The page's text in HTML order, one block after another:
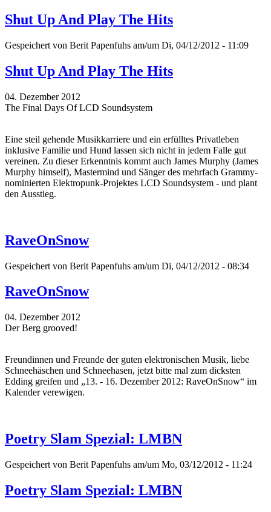
Shut Up And Play The Hits
Gespeichert von Berit Papenfuhs am/um Di, 04/12/2012 - 11:09
Shut Up And Play The Hits
04. Dezember 2012
The Final Days Of LCD Soundsystem
Eine steil gehende Musikkarriere und ein erfülltes Privatleben
inklusive Familie und Hund lassen sich nicht in jedem Falle gut
vereinen. Zu dieser Erkenntnis kommt auch James Murphy (James
Murphy himself), Mastermind und Sänger des mehrfach Grammy-
nominierten Elektropunk-Projektes LCD Soundsystem - und plant
den Ausstieg.
RaveOnSnow
Gespeichert von Berit Papenfuhs am/um Di, 04/12/2012 - 08:34
RaveOnSnow
04. Dezember 2012
Der Berg grooved!
Freundinnen und Freunde der guten elektronischen Musik, liebe
Schneehäschen und Schneehasen, jetzt bitte mal zum dicksten
Edding greifen und „13. - 16. Dezember 2012: RaveOnSnow“ im
Kalender verewigen.
Poetry Slam Spezial: LMBN
Gespeichert von Berit Papenfuhs am/um Mo, 03/12/2012 - 11:24
Poetry Slam Spezial: LMBN